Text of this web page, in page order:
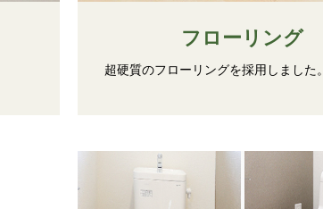
フローリング
超硬質のフローリングを採用しました。